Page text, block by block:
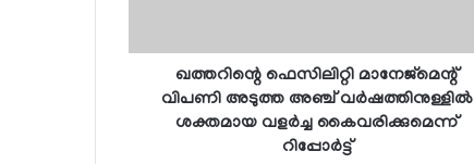
ഖത്തറിന്റെ ഫെസിലിറ്റി മാനേജ്മെന്റ്
വിപണി അടുത്ത അഞ്ച് വര്‍ഷത്തിനുള്ളില്‍
ശക്തമായ വളര്‍ച്ച കൈവരിക്കുമെന്ന്
റിപ്പോര്‍ട്ട്